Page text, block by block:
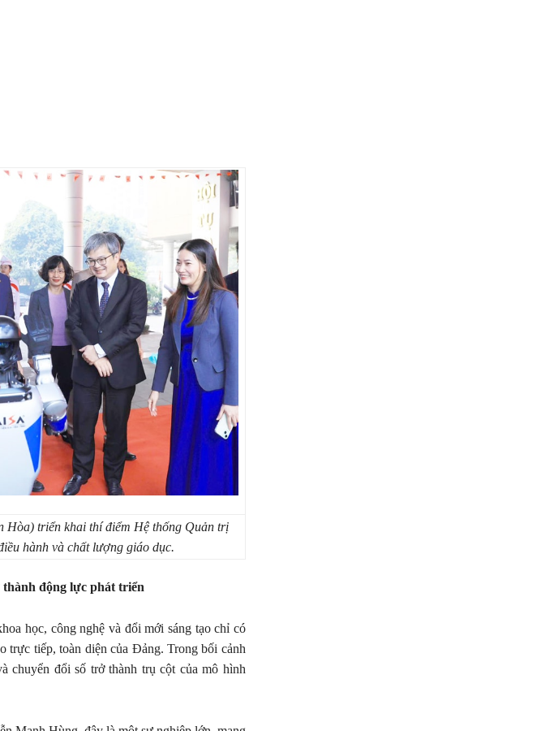
Hòa) triển khai thí điểm Hệ thống Quản trị
hành và chất lượng giáo dục.
thành động lực phát triển
học, công nghệ và đổi mới sáng tạo chỉ có
trực tiếp, toàn diện của Đảng. Trong bối cảnh
chuyển đổi số trở thành trụ cột của mô hình